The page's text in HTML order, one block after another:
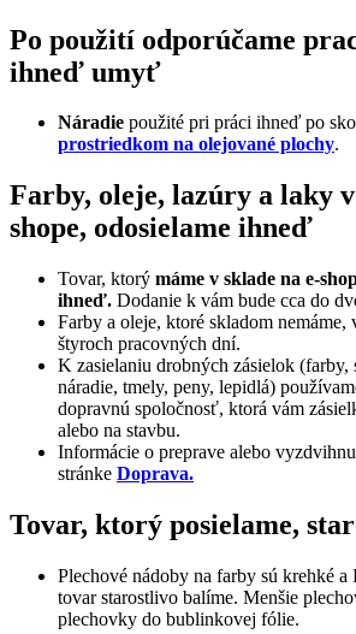
Po použití odporúčame
ihneď umyť
Náradie použité pri práci ihneď po
prostriedkom na olejované plochy.
Farby, oleje, lazúry a laky
shope, odosielame ihneď
Tovar, ktorý máme v sklade na e-
ihneď. Dodanie k vám bude cca do
Farby a oleje, ktoré skladom nemáme,
štyroch pracovných dní.
K zasielaniu drobných zásielok (farby,
náradie, tmely, peny, lepidlá)
dopravnú spoločnosť, ktorá vám
alebo na stavbu.
Informácie o preprave alebo
stránke Doprava.
Tovar, ktorý posielame,
Plechové nádoby na farby sú krehké
tovar starostlivo balíme. Menšie
plechovky do bublinkovej fólie.